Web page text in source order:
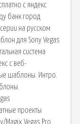
с яндекс
банк город
на русском
для Sony Vegas
система
с веб-
шаблоны. Интро.
проекты
Vegas Pro.